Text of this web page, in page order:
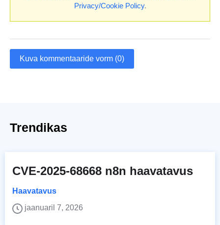
Privacy/Cookie Policy.
Kuva kommentaaride vorm (0)
Trendikas
CVE-2025-68668 n8n haavatavus
Haavatavus
jaanuaril 7, 2026